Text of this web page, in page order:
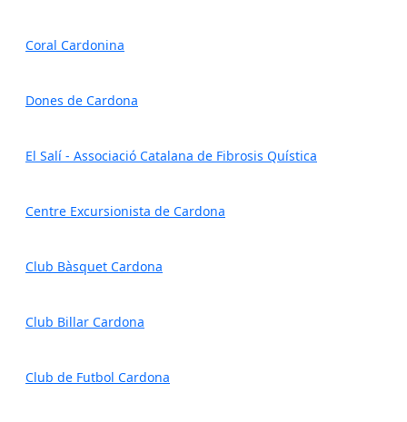
Coral Cardonina
Dones de Cardona
El Salí - Associació Catalana de Fibrosis Quística
Centre Excursionista de Cardona
Club Bàsquet Cardona
Club Billar Cardona
Club de Futbol Cardona